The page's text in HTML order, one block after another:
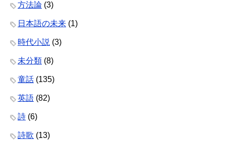
方法論 (3)
日本語の未来 (1)
時代小説 (3)
未分類 (8)
童話 (135)
英語 (82)
詩 (6)
詩歌 (13)